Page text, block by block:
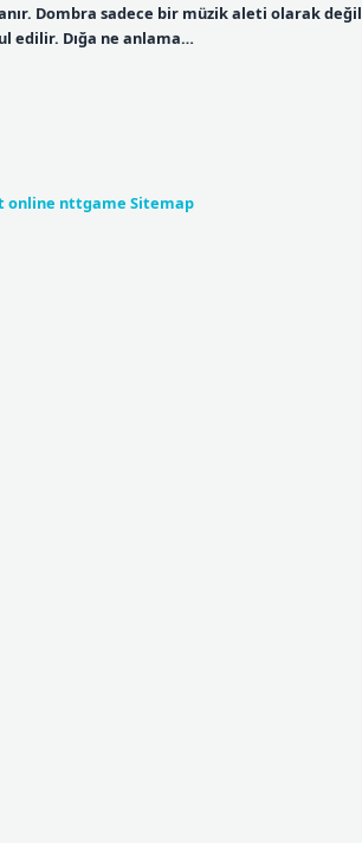
Dombra sadece bir müzik aleti olarak değil,
edilir. Dığa ne anlama…
online nttgame Sitemap